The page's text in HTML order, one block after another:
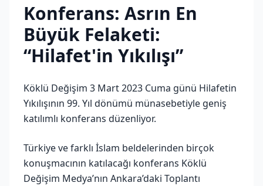
Konferans: Asrın En
Büyük Felaketi:
“Hilafet'in Yıkılışı”
Köklü Değişim 3 Mart 2023 Cuma günü Hilafetin
Yıkılışının 99. Yıl dönümü münasebetiyle geniş
katılımlı konferans düzenliyor.
Türkiye ve farklı İslam beldelerinden birçok
konuşmacının katılacağı konferans Köklü
Değişim Medya’nın Ankara’daki Toplantı